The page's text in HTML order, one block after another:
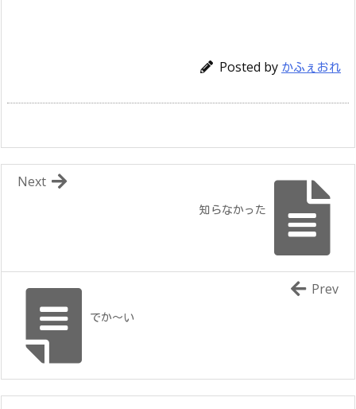
Posted by かふぇおれ
知らなかった
Next
でか～い
Prev